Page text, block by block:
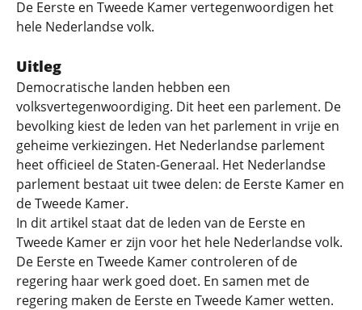
De Eerste en Tweede Kamer vertegenwoordigen het
hele Nederlandse volk.
Uitleg
Democratische landen hebben een
volksvertegenwoordiging. Dit heet een parlement. De
bevolking kiest de leden van het parlement in vrije en
geheime verkiezingen. Het Nederlandse parlement
heet officieel de Staten-Generaal. Het Nederlandse
parlement bestaat uit twee delen: de Eerste Kamer en
de Tweede Kamer.
In dit artikel staat dat de leden van de Eerste en
Tweede Kamer er zijn voor het hele Nederlandse volk.
De Eerste en Tweede Kamer controleren of de
regering haar werk goed doet. En samen met de
regering maken de Eerste en Tweede Kamer wetten.